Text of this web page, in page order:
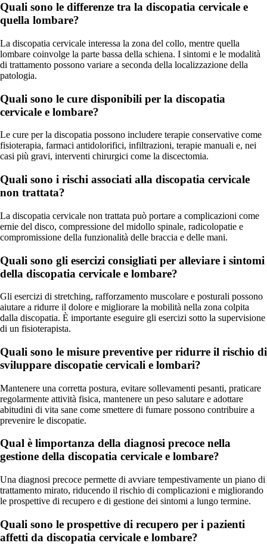
Quali sono le differenze tra la discopatia cervicale e
quella lombare?
La discopatia cervicale interessa la zona del collo, mentre quella
lombare coinvolge la parte bassa della schiena. I sintomi e le modalità
di trattamento possono variare a seconda della localizzazione della
patologia.
Quali sono le cure disponibili per la discopatia
cervicale e lombare?
Le cure per la discopatia possono includere terapie conservative come
fisioterapia, farmaci antidolorifici, infiltrazioni, terapie manuali e, nei
casi più gravi, interventi chirurgici come la discectomia.
Quali sono i rischi associati alla discopatia cervicale
non trattata?
La discopatia cervicale non trattata può portare a complicazioni come
ernie del disco, compressione del midollo spinale, radicolopatie e
compromissione della funzionalità delle braccia e delle mani.
Quali sono gli esercizi consigliati per alleviare i sintomi
della discopatia cervicale e lombare?
Gli esercizi di stretching, rafforzamento muscolare e posturali possono
aiutare a ridurre il dolore e migliorare la mobilità nella zona colpita
dalla discopatia. È importante eseguire gli esercizi sotto la supervisione
di un fisioterapista.
Quali sono le misure preventive per ridurre il rischio di
sviluppare discopatie cervicali e lombari?
Mantenere una corretta postura, evitare sollevamenti pesanti, praticare
regolarmente attività fisica, mantenere un peso salutare e adottare
abitudini di vita sane come smettere di fumare possono contribuire a
prevenire le discopatie.
Qual è limportanza della diagnosi precoce nella
gestione della discopatia cervicale e lombare?
Una diagnosi precoce permette di avviare tempestivamente un piano di
trattamento mirato, riducendo il rischio di complicazioni e migliorando
le prospettive di recupero e di gestione dei sintomi a lungo termine.
Quali sono le prospettive di recupero per i pazienti
affetti da discopatia cervicale e lombare?